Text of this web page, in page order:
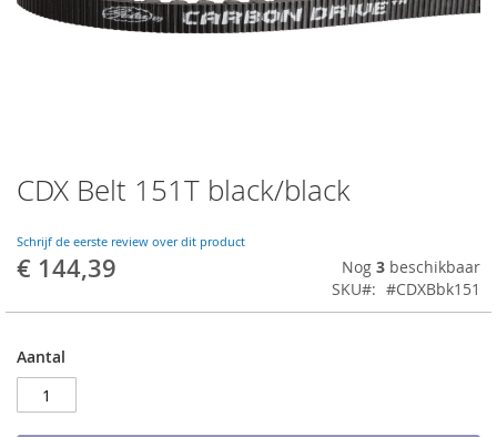
CDX Belt 151T black/black
Schrijf de eerste review over dit product
€ 144,39 Nog 3 beschikbaar
SKU
#CDXBbk151
Aantal
Ga
naar
begin
van
afbeeldingen-